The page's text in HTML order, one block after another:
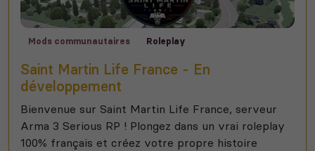
Mods communautaires Roleplay
Saint Martin Life France - En
développement
Bienvenue sur Saint Martin Life France, serveur
Arma 3 Serious RP ! Plongez dans un vrai roleplay
100% français et créez votre propre histoire